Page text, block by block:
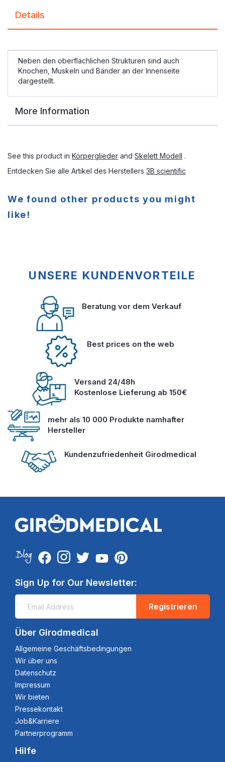
Details
Neben den oberflächlichen Strukturen sind auch
Knochen, Muskeln und Bänder an der Innenseite
dargestellt.
More Information
See this product in Körperglieder and Skelett Modell .
Entdecken Sie alle Artikel des Herstellers 3B scientific
We found other products you might
like!
UNSERE KUNDENVORTEILE
Beratung vor dem Verkauf
Best prices on the web
Versand 24/48h
Kostenlose Lieferung ab 150€
mehr als 10 000 Produkte namhafter
Hersteller
Kundenzufriedenheit Girodmedical
Sign Up for Our Newsletter:
Registrieren
Über Girodmedical
Allgemeine Geschäftsbedingungen
Wir über uns
Datenschutz
Impressum
Wir bieten
Pressekontakt
Job&Karriere
Partnerprogramm
Hilfe